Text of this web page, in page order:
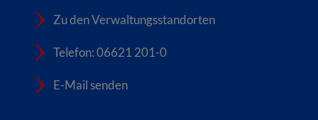
Zu den Verwaltungsstandorten
Telefon: 06621 201-0
E-Mail senden